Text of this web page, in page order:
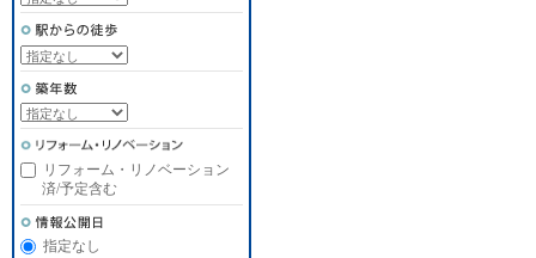
リフォーム・リノベーション
済/予定含む
指定なし